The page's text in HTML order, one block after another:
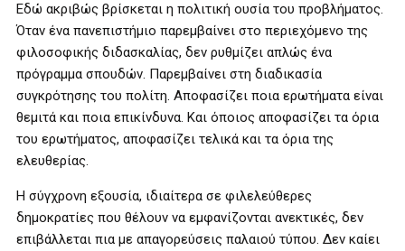
Εδώ ακριβώς βρίσκεται η πολιτική ουσία του προβλήματος.
Όταν ένα πανεπιστήμιο παρεμβαίνει στο περιεχόμενο της
φιλοσοφικής διδασκαλίας, δεν ρυθμίζει απλώς ένα
πρόγραμμα σπουδών. Παρεμβαίνει στη διαδικασία
συγκρότησης του πολίτη. Αποφασίζει ποια ερωτήματα είναι
θεμιτά και ποια επικίνδυνα. Και όποιος αποφασίζει τα όρια
του ερωτήματος, αποφασίζει τελικά και τα όρια της
ελευθερίας.
Η σύγχρονη εξουσία, ιδιαίτερα σε φιλελεύθερες
δημοκρατίες που θέλουν να εμφανίζονται ανεκτικές, δεν
επιβάλλεται πια με απαγορεύσεις παλαιού τύπου. Δεν καίει